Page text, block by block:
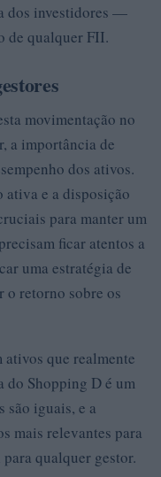
dos investidores —
de qualquer FII.
movimentação no
a importância de
dos ativos.
ativa e a disposição
para manter um
ficar atentos a
uma estratégia de
o retorno sobre os
que realmente
do Shopping D é um
são iguais, e a
mais relevantes para
qualquer gestor.